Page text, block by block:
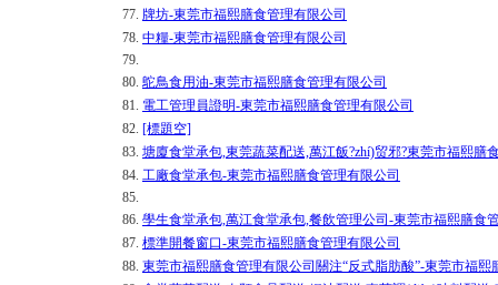
77. 牌坊-東莞市福熙膳食管理有限公司
78. 中糧-東莞市福熙膳食管理有限公司
79.
80. 鴕鳥食用油-東莞市福熙膳食管理有限公司
81. 電工管理員證明-東莞市福熙膳食管理有限公司
82. [標題空]
83. 塘廈食堂承包,東莞蔬菜配送,萬江飯?zhí)贸邪?東莞市福熙膳
84. 工廠食堂承包-東莞市福熙膳食管理有限公司
85.
86. 學生食堂承包,萬江食堂承包,餐飲管理公司-東莞市福熙膳食
87. 標準開餐窗口-東莞市福熙膳食管理有限公司
88. 東莞市福熙膳食管理有限公司關注“反式脂肪酸”-東莞市福熙